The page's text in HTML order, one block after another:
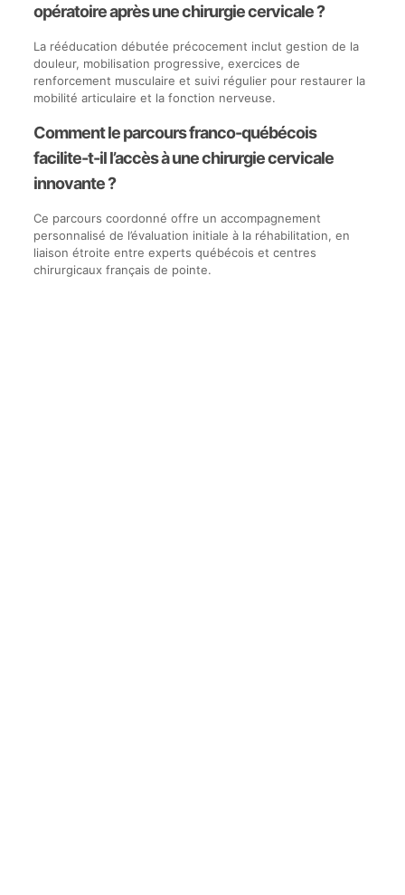
opératoire après une chirurgie cervicale ?
La rééducation débutée précocement inclut gestion de la
douleur, mobilisation progressive, exercices de
renforcement musculaire et suivi régulier pour restaurer la
mobilité articulaire et la fonction nerveuse.
Comment le parcours franco-québécois
facilite-t-il l’accès à une chirurgie cervicale
innovante ?
Ce parcours coordonné offre un accompagnement
personnalisé de l’évaluation initiale à la réhabilitation, en
liaison étroite entre experts québécois et centres
chirurgicaux français de pointe.